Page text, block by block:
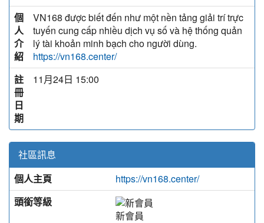
個
人
介
紹
VN168 được biết đến như một nền tảng giải trí trực
tuyến cung cấp nhiều dịch vụ số và hệ thống quản
lý tài khoản minh bạch cho người dùng.
https://vn168.center/
註
冊
日
期
11月24日 15:00
社區訊息
個人主頁
https://vn168.center/
頭銜等級
新會員